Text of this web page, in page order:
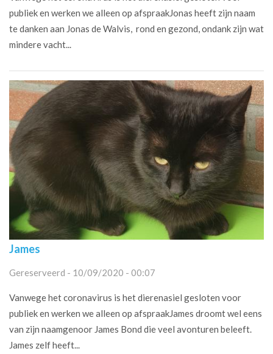
publiek en werken we alleen op afspraakJonas heeft zijn naam
te danken aan Jonas de Walvis, rond en gezond, ondank zijn wat
mindere vacht...
James
Gereserveerd - 10/09/2020 - 00:07
Vanwege het coronavirus is het dierenasiel gesloten voor
publiek en werken we alleen op afspraakJames droomt wel eens
van zijn naamgenoor James Bond die veel avonturen beleeft.
James zelf heeft...